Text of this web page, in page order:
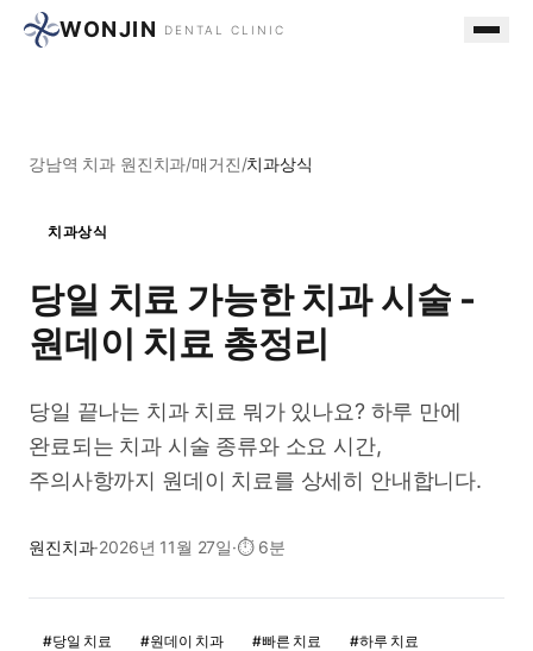
WONJIN DENTAL CLINIC
강남역 치과 원진치과/매거진/치과상식
치과상식
당일 치료 가능한 치과 시술 -
원데이 치료 총정리
당일 끝나는 치과 치료 뭐가 있나요? 하루 만에
완료되는 치과 시술 종류와 소요 시간,
주의사항까지 원데이 치료를 상세히 안내합니다.
원진치과·2026년 11월 27일·⏱ 6분
#당일 치료 #원데이 치과 #빠른 치료 #하루 치료